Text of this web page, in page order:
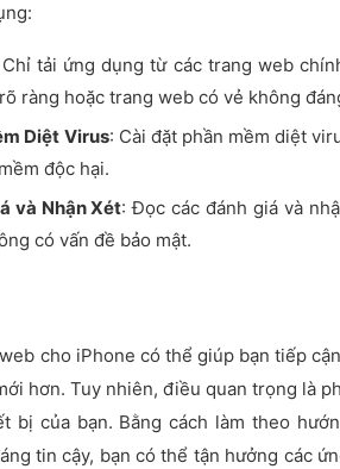
tải ứng dụng từ các trang web
ràng hoặc trang web có vẻ không
Diệt Virus: Cài đặt phần mềm diệt
độc hại.
và Nhận Xét: Đọc các đánh giá và
có vấn đề bảo mật.
cho iPhone có thể giúp bạn tiếp
hơn. Tuy nhiên, điều quan trọng là
bị của bạn. Bằng cách làm theo
tin cậy, bạn có thể tận hưởng các